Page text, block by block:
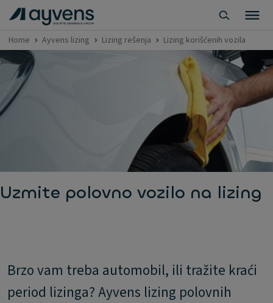
Home Ayvens lizing Lizing rešenja Lizing korišćenih vozila
Uzmite polovno vozilo na lizing
Brzo vam treba automobil, ili tražite kraći
period lizinga? Ayvens lizing polovnih